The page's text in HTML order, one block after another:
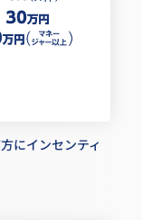
にインセンティ